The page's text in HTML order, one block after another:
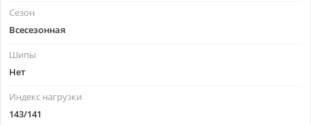
Сезон
Всесезонная
Шипы
Нет
Индекс нагрузки
143/141